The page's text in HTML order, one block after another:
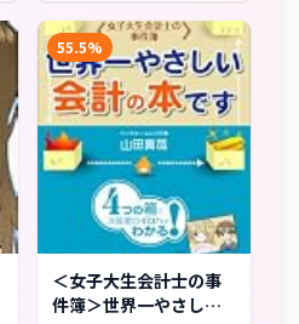
55.5%
＜女子大生会計士の事
件簿＞世界一やさしい